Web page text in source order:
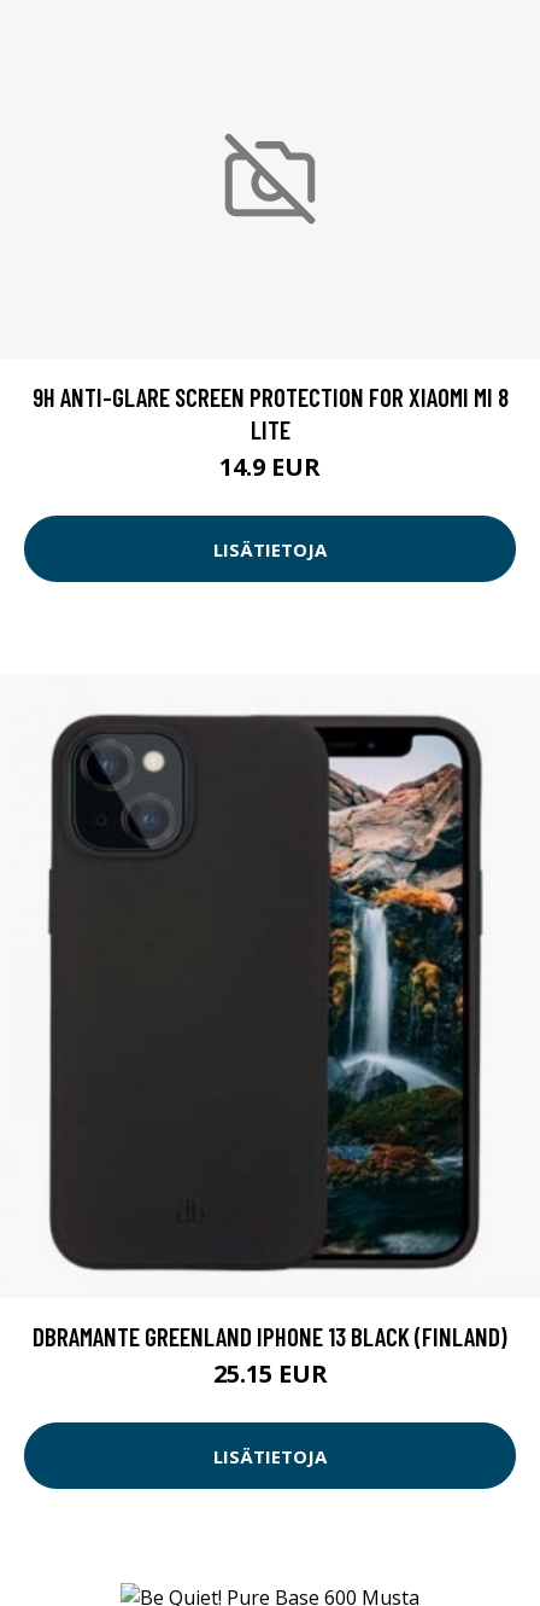
9H ANTI-GLARE SCREEN PROTECTION FOR XIAOMI MI 8
LITE
14.9 EUR
LISÄTIETOJA
DBRAMANTE GREENLAND IPHONE 13 BLACK (FINLAND)
25.15 EUR
LISÄTIETOJA